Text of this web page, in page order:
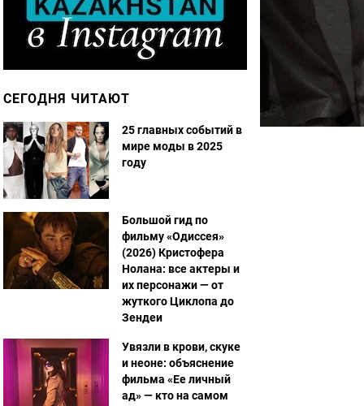
СЕГОДНЯ ЧИТАЮТ
25 главных событий в
мире моды в 2025
году
Большой гид по
фильму «Одиссея»
(2026) Кристофера
Нолана: все актеры и
их персонажи — от
жуткого Циклопа до
Зендеи
Увязли в крови, скуке
и неоне: объяснение
фильма «Ее личный
ад» — кто на самом